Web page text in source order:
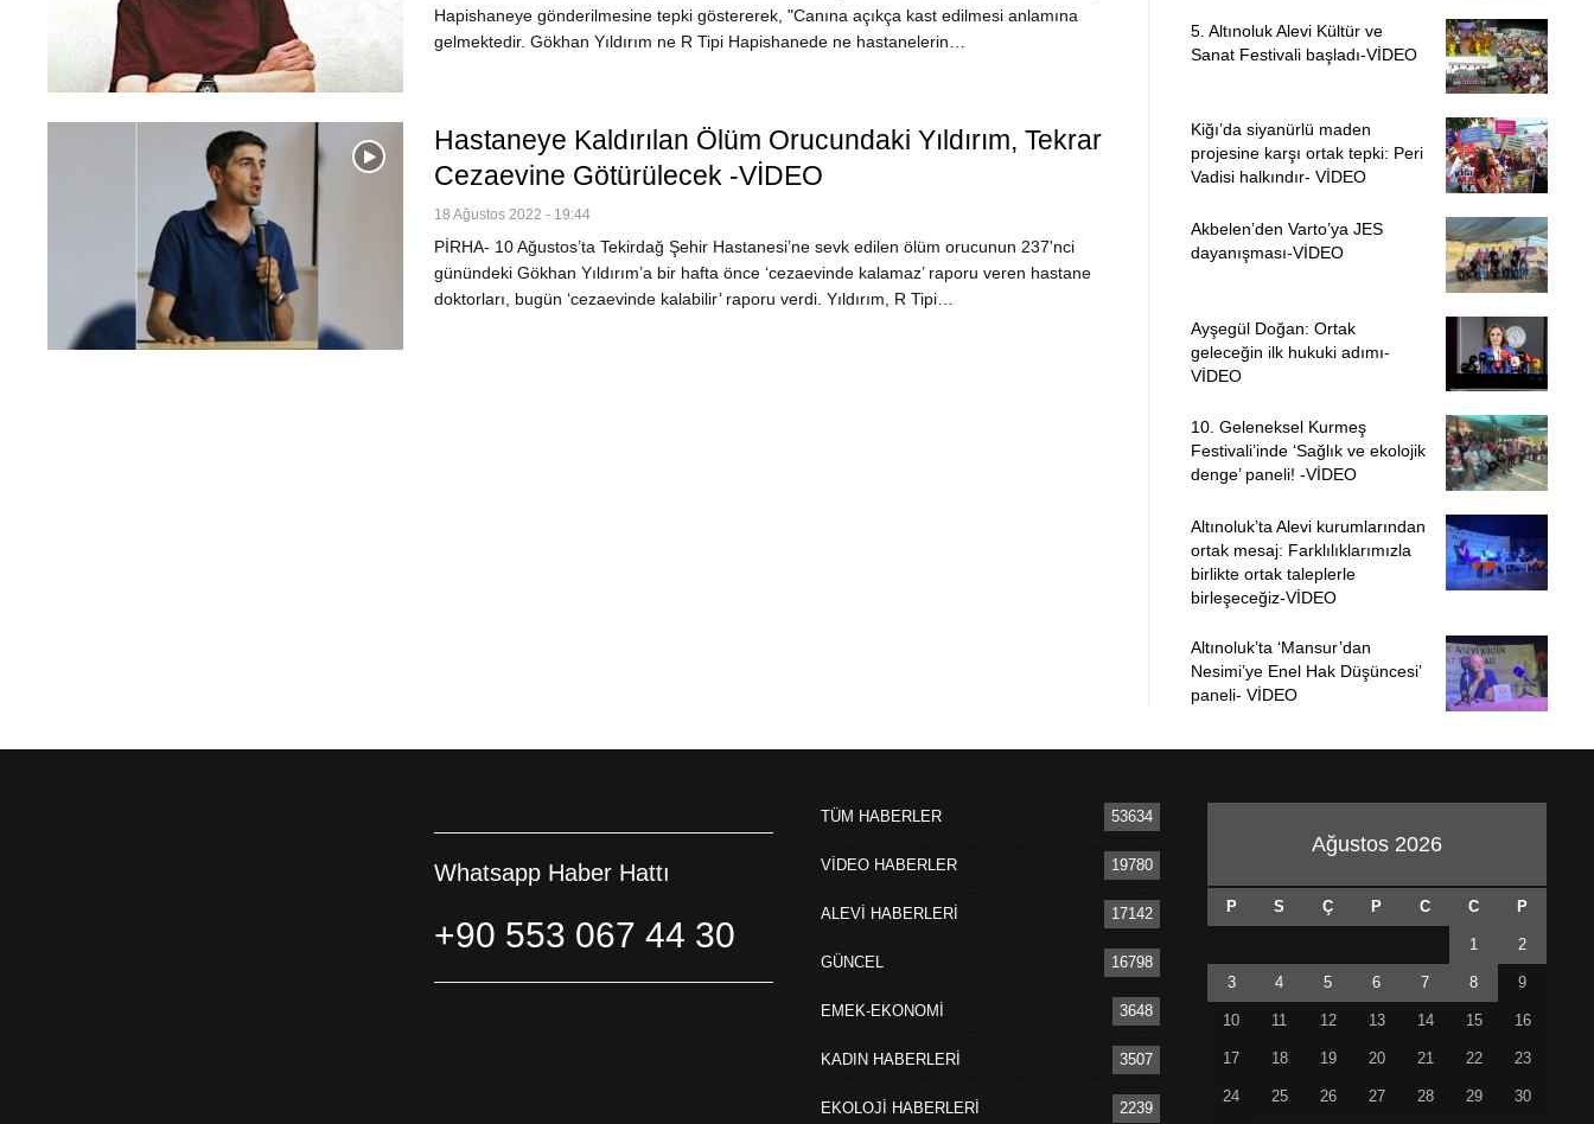
Hapishaneye gönderilmesine tepki göstererek, "Canına açıkça kast edilmesi anlamına
gelmektedir. Gökhan Yıldırım ne R Tipi Hapishanede ne hastanelerin…
Hastaneye Kaldırılan Ölüm Orucundaki Yıldırım, Tekrar
Cezaevine Götürülecek -VİDEO
18 Ağustos 2022 - 19:44
PİRHA- 10 Ağustos’ta Tekirdağ Şehir Hastanesi’ne sevk edilen ölüm orucunun 237'nci
günündeki Gökhan Yıldırım’a bir hafta önce ‘cezaevinde kalamaz’ raporu veren hastane
doktorları, bugün ‘cezaevinde kalabilir’ raporu verdi. Yıldırım, R Tipi…
5. Altınoluk Alevi Kültür ve
Sanat Festivali başladı-VİDEO
Kiğı’da siyanürlü maden
projesine karşı ortak tepki: Peri
Vadisi halkındır- VİDEO
Akbelen’den Varto’ya JES
dayanışması-VİDEO
Ayşegül Doğan: Ortak
geleceğin ilk hukuki adımı-
VİDEO
10. Geleneksel Kurmeş
Festivali’inde ‘Sağlık ve ekolojik
denge’ paneli! -VİDEO
Altınoluk’ta Alevi kurumlarından
ortak mesaj: Farklılıklarımızla
birlikte ortak taleplerle
birleşeceğiz-VİDEO
Altınoluk’ta ‘Mansur’dan
Nesimi’ye Enel Hak Düşüncesi’
paneli- VİDEO
Whatsapp Haber Hattı
+90 553 067 44 30
TÜM HABERLER 53634
VİDEO HABERLER 19780
ALEVİ HABERLERİ 17142
GÜNCEL 16798
EMEK-EKONOMİ 3648
KADIN HABERLERİ 3507
EKOLOJİ HABERLERİ 2239
Ağustos 2026
P S Ç P C C P
1 2
3 4 5 6 7 8 9
10 11 12 13 14 15 16
17 18 19 20 21 22 23
24 25 26 27 28 29 30